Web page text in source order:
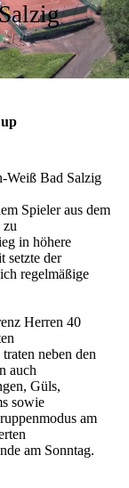
Weiß Bad Salzig
Spieler aus dem
zu
in höhere
setzte der
regelmäßige
Herren 40
neben den
auch
Güls,
sowie
am
am Sonntag.